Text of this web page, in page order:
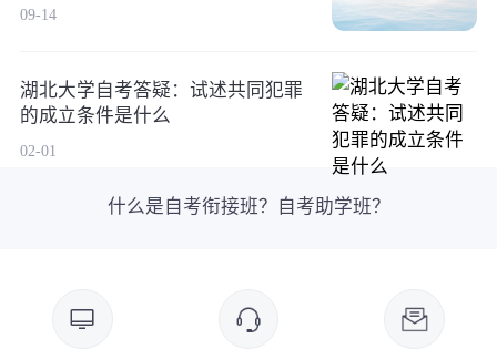
09-14
湖北大学自考答疑：试述共同犯罪
的成立条件是什么
02-01
什么是自考衔接班？自考助学班？